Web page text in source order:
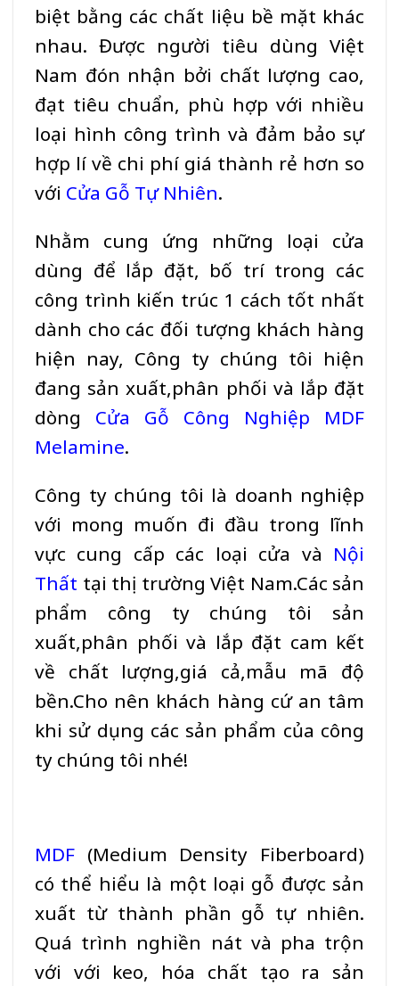
biệt bằng các chất liệu bề mặt khác
nhau. Được người tiêu dùng Việt
Nam đón nhận bởi chất lượng cao,
đạt tiêu chuẩn, phù hợp với nhiều
loại hình công trình và đảm bảo sự
hợp lí về chi phí giá thành rẻ hơn so
với Cửa Gỗ Tự Nhiên.
Nhằm cung ứng những loại cửa
dùng để lắp đặt, bố trí trong các
công trình kiến trúc 1 cách tốt nhất
dành cho các đối tượng khách hàng
hiện nay, Công ty chúng tôi hiện
đang sản xuất,phân phối và lắp đặt
dòng Cửa Gỗ Công Nghiệp MDF
Melamine.
Công ty chúng tôi là doanh nghiệp
với mong muốn đi đầu trong lĩnh
vực cung cấp các loại cửa và Nội
Thất tại thị trường Việt Nam.Các sản
phẩm công ty chúng tôi sản
xuất,phân phối và lắp đặt cam kết
về chất lượng,giá cả,mẫu mã độ
bền.Cho nên khách hàng cứ an tâm
khi sử dụng các sản phẩm của công
ty chúng tôi nhé!
MDF (Medium Density Fiberboard)
có thể hiểu là một loại gỗ được sản
xuất từ thành phần gỗ tự nhiên.
Quá trình nghiền nát và pha trộn
với với keo, hóa chất tạo ra sản